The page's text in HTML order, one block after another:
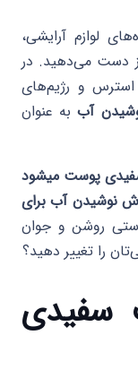
لوازم آرایشی،
دست می‌دهید. در
استرس و رژیم‌های
آببه عنوان
پوست میشود
نوشیدن آب برای
روشن و جوان
را تغییر دهید؟
سفیدی